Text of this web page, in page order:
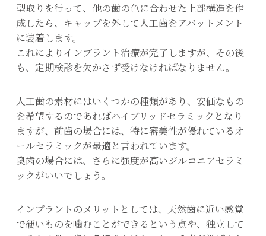
型取りを行って、他の歯の色に合わせた上部構造を作
成したら、キャップを外して人工歯をアバットメント
に装着します。
これによりインプラント治療が完了しますが、その後
も、定期検診を欠かさず受けなければなりません。
人工歯の素材にはいくつかの種類があり、安価なもの
を希望するのであればハイブリッドセラミックとなり
ますが、前歯の場合には、特に審美性が優れているオ
ールセラミックが最適と言われています。
奥歯の場合には、さらに強度が高いジルコニアセラミ
ックがいいでしょう。
インプラントのメリットとしては、天然歯に近い感覚
で硬いものを噛むことができるという点や、独立して